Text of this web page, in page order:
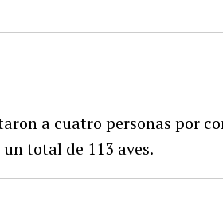
a cuatro personas por
total de 113 aves.